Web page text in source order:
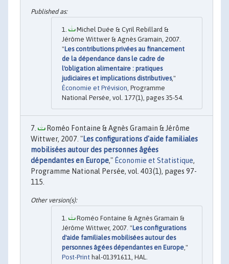
Michel Duée & Cyril Rebillard &
Jérôme Wittwer & Agnès Gramain, 2007.
"Les contributions privées au financement
de la dépendance dans le cadre de
l'obligation alimentaire : pratiques
judiciaires et implications distributives,"
Économie et Prévision , Programme
National Persée, vol. 177(1), pages 35-54.
Roméo Fontaine & Agnès Gramain & Jérôme
Wittwer, 2007. "Les configurations d'aide familiales
mobilisées autour des personnes âgées
dépendantes en Europe," Économie et Statistique,
Programme National Persée, vol. 403(1), pages 97-
115.
Roméo Fontaine & Agnès Gramain &
Jérôme Wittwer, 2007. "Les configurations
d'aide familiales mobilisées autour des
personnes âgées dépendantes en Europe ,"
Post-Print hal-01391611, HAL.